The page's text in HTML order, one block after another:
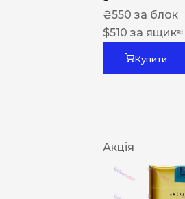
₴550 за блок
$510 за ящик
Купити
Акція